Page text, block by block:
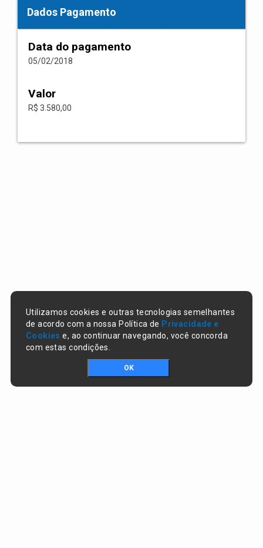
Dados Pagamento
Data do pagamento
05/02/2018
Valor
R$ 3.580,00
Utilizamos cookies e outras tecnologias semelhantes
de acordo com a nossa Política de Privacidade e
Cookies e, ao continuar navegando, você concorda
com estas condições.
OK